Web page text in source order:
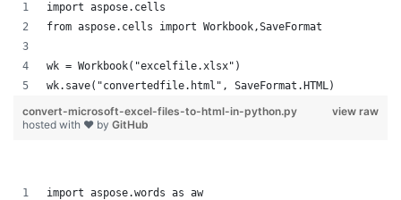
import aspose.cells
from aspose.cells import Workbook,SaveFormat
wk = Workbook("excelfile.xlsx")
wk.save("convertedfile.html", SaveFormat.HTML)
view raw
convert-microsoft-excel-files-to-html-in-python.py
hosted with ❤ by GitHub
import aspose.words as aw